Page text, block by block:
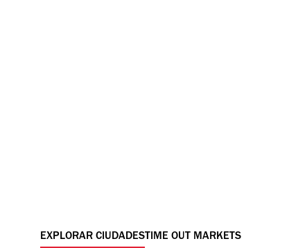
EXPLORAR CIUDADESTIME OUT MARKETS